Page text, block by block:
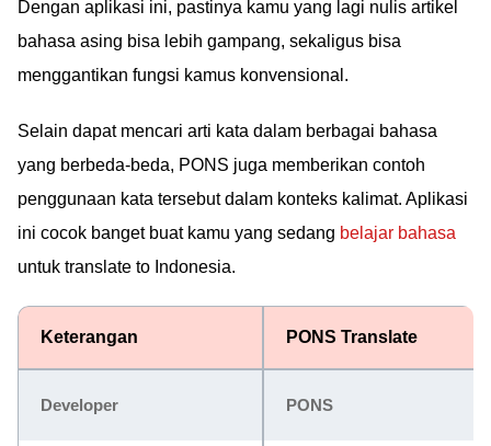
Dengan aplikasi ini, pastinya kamu yang lagi nulis artikel
bahasa asing bisa lebih gampang, sekaligus bisa
menggantikan fungsi kamus konvensional.
Selain dapat mencari arti kata dalam berbagai bahasa
yang berbeda-beda, PONS juga memberikan contoh
penggunaan kata tersebut dalam konteks kalimat. Aplikasi
ini cocok banget buat kamu yang sedang belajar bahasa
untuk translate to Indonesia.
Keterangan PONS Translate
Developer PONS